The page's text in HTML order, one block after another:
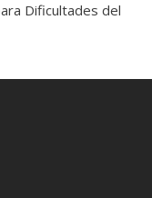
Dificultades del